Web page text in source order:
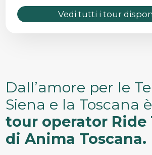
Vedi tutti i tour
Dall’amore per le
Siena e la Toscana
tour operator Ride
di Anima Toscana.